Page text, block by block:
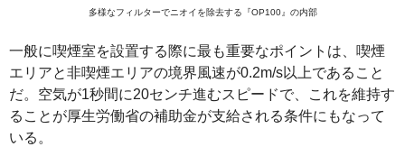
多様なフィルターでニオイを除去する『OP100』の内部
一般に喫煙室を設置する際に最も重要なポイントは、喫煙
エリアと非喫煙エリアの境界風速が0.2m/s以上であること
だ。空気が1秒間に20センチ進むスピードで、これを維持す
ることが厚生労働省の補助金が支給される条件にもなって
いる。